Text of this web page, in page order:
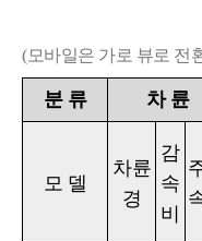
(모바일은 가로 뷰로 전
분 류 차 륜
모 델
차륜
경
감
속
비